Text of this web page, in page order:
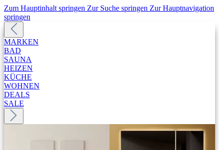
Zum Hauptinhalt springen Zur Suche springen Zur Hauptnavigation
springen
MARKEN
BAD
SAUNA
HEIZEN
KÜCHE
WOHNEN
DEALS
SALE